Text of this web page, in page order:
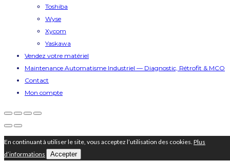
Toshiba
Wyse
Xycom
Yaskawa
Vendez votre matériel
Maintenance Automatisme Industriel — Diagnostic, Rétrofit & MCO
Contact
Mon compte
En continuant à utiliser le site, vous acceptez l’utilisation des cookies. Plus
d’informations
Accepter